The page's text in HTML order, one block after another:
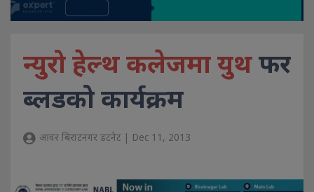
न्युरो हेल्थ कलेजमा युथफर
ब्लडको कार्यक्रम
आवर बिराटनगर डटनेट | Dec 11, 2013